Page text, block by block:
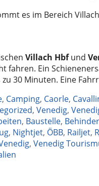
es im Bereich
Villach Hbfund
fahren. Ein
30 Minuten. Eine
, Camping, Caorle,
, Venedig,
, Baustelle,
, Nightjet, ÖBB, Railjet,
, Venedig